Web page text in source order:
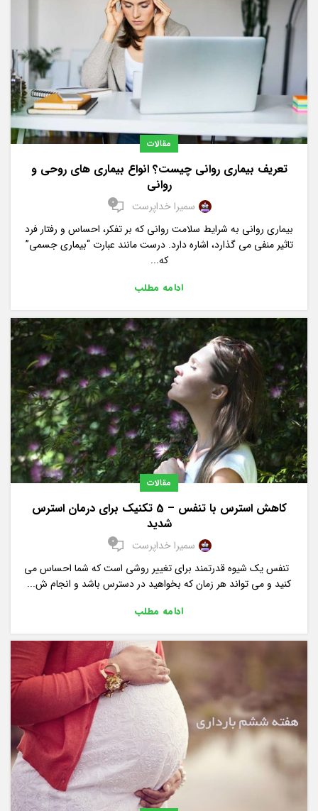
مقالات
تعریف بیماری روانی چیست؟ انواع بیماری های روحی و
روانی
سمیرا خداپرست 0
بیماری روانی به شرایط سلامت روانی که بر تفکر، احساس و رفتار فرد
تاثیر منفی می گذارد، اشاره دارد. درست مانند عبارت “بیماری جسمی”
که...
ادامه مطلب
مقالات
کاهش استرس با تنفس – 5 تکنیک برای درمان استرس
شدید
سمیرا خداپرست 0
تنفس یک شیوه قدرتمند برای تغییر روشی است که شما احساس می
کنید و می تواند هر زمان که بخواهید در دسترس باشد و انجام ش...
ادامه مطلب